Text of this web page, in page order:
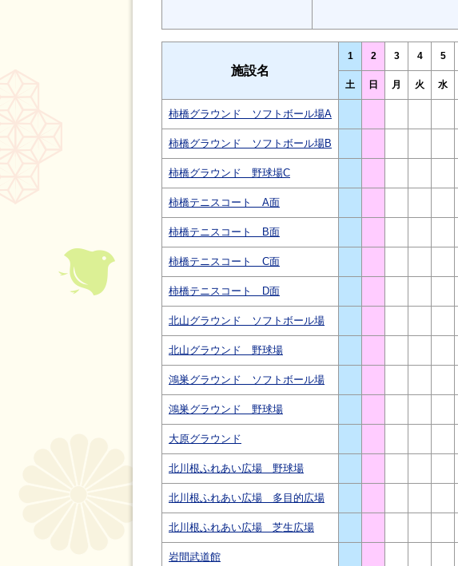
施設名
1 2 3 4 5
土 日 月 火 水
柿橋グラウンド ソフトボール場A
柿橋グラウンド ソフトボール場B
柿橋グラウンド 野球場C
柿橋テニスコート A面
柿橋テニスコート B面
柿橋テニスコート C面
柿橋テニスコート D面
北山グラウンド ソフトボール場
北山グラウンド 野球場
鴻巣グラウンド ソフトボール場
鴻巣グラウンド 野球場
大原グラウンド
北川根ふれあい広場 野球場
北川根ふれあい広場 多目的広場
北川根ふれあい広場 芝生広場
岩間武道館